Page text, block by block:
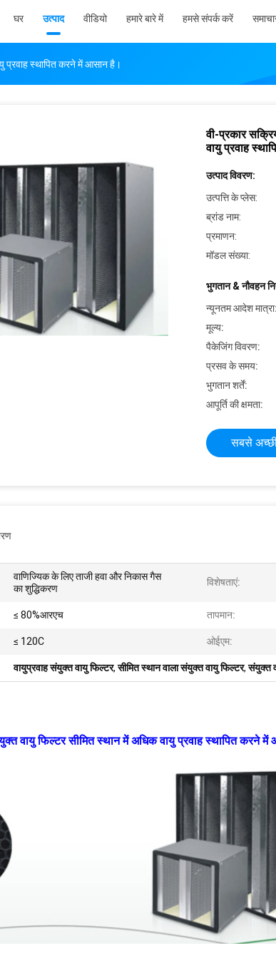
घर उत्पाद वीडियो हमारे बारे में हमसे संपर्क करें
प्रवाह स्थापित करने में आसान है।
वी-प्रकार
वायु प्रवाह
उत्पाद विवरण:
उत्पत्ति के प्लेस:
ब्रांड नाम:
प्रमाणन:
मॉडल संख्या:
भुगतान & नौवहन
न्यूनतम आदेश मात्रा:
मूल्य:
पैकेजिंग विवरण:
प्रसव के समय:
भुगतान शर्तें:
आपूर्ति की क्षमता:
सबसे
वाणिज्यिक के लिए ताजी हवा और निकास गैस
का शुद्धिकरण
विशेषताएं:
≤ 80%आरएच तापमान:
≤ 120C ओईएम:
वायुप्रवाह संयुक्त वायु फिल्टर,सीमित स्थान वाला संयुक्त वायु फिल्टर,संयुक्त
वायु फिल्टर सीमित स्थान में अधिक वायु प्रवाह स्थापित करने